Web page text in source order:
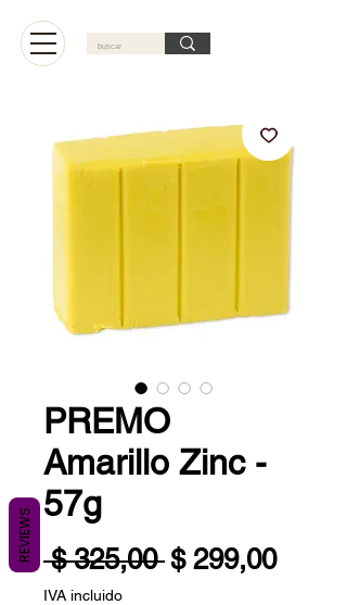
PREMO
Amarillo Zinc -
57g
$ 325,00 Precio
$ 299,00Precio
IVA incluido
REVIEWS